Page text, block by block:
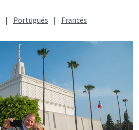
| Portugués | Francés